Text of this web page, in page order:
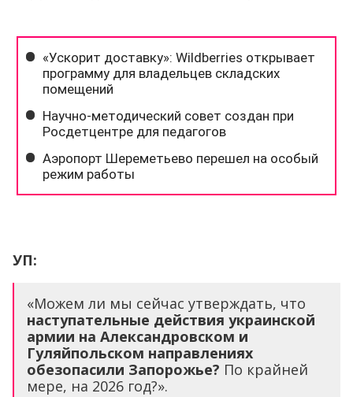
УП:
«Можем ли мы сейчас утверждать, что
наступательные действия украинской
армии на Александровском и
Гуляйпольском направлениях
обезопасили Запорожье? По крайней
мере, на 2026 год?».